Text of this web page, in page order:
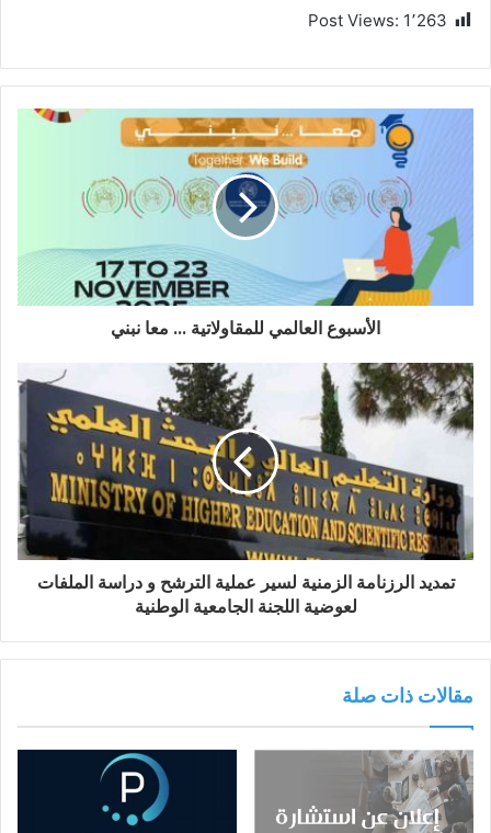
Post Views: 1٬263
الأسبوع العالمي للمقاولاتية ... معا نبني
تمديد الرزنامة الزمنية لسير عملية الترشح و دراسة الملفات
لعوضية اللجنة الجامعية الوطنية
مقالات ذات صلة